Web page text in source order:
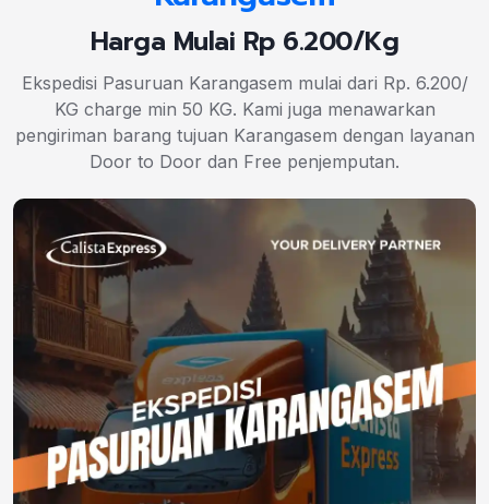
Harga Mulai Rp 6.200/Kg
Ekspedisi Pasuruan Karangasem mulai dari Rp. 6.200/
KG charge min 50 KG. Kami juga menawarkan
pengiriman barang tujuan Karangasem dengan layanan
Door to Door dan Free penjemputan.